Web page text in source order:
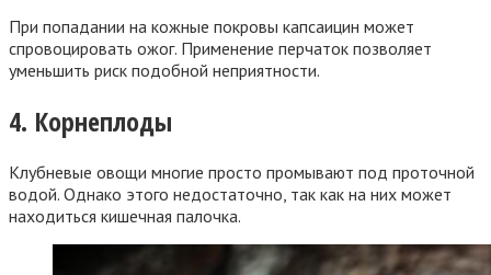
При попадании на кожные покровы капсаицин может
спровоцировать ожог. Применение перчаток позволяет
уменьшить риск подобной неприятности.
4. Корнеплоды
Клубневые овощи многие просто промывают под проточной
водой. Однако этого недостаточно, так как на них может
находиться кишечная палочка.